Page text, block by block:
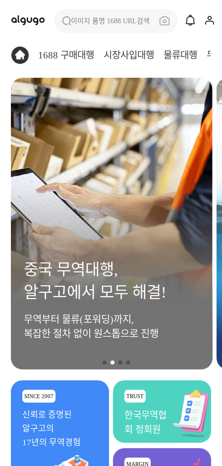
이미지 품명 1688 URL검색
1688 구매대행 시장사입대행 물류대행 무
중국 무역대행,
알구고에서 모두 해결!
무역부터 물류(포워딩)까지,
복잡한 절차 없이 원스톱으로 진행
SINCE 2007
신뢰로 증명된
알구고의
17년의 무역경험
TRUST
한국무역협
회 정회원
MARGIN